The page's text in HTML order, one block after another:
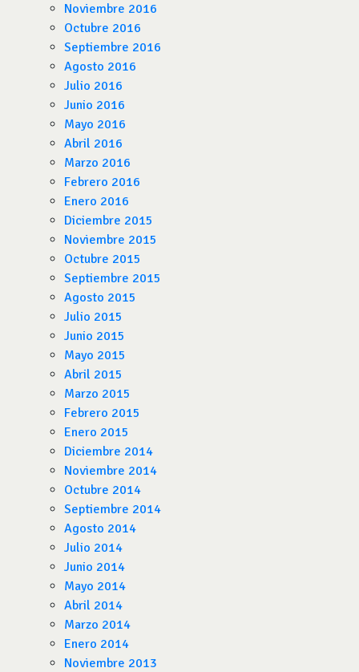
Noviembre 2016
Octubre 2016
Septiembre 2016
Agosto 2016
Julio 2016
Junio 2016
Mayo 2016
Abril 2016
Marzo 2016
Febrero 2016
Enero 2016
Diciembre 2015
Noviembre 2015
Octubre 2015
Septiembre 2015
Agosto 2015
Julio 2015
Junio 2015
Mayo 2015
Abril 2015
Marzo 2015
Febrero 2015
Enero 2015
Diciembre 2014
Noviembre 2014
Octubre 2014
Septiembre 2014
Agosto 2014
Julio 2014
Junio 2014
Mayo 2014
Abril 2014
Marzo 2014
Enero 2014
Noviembre 2013